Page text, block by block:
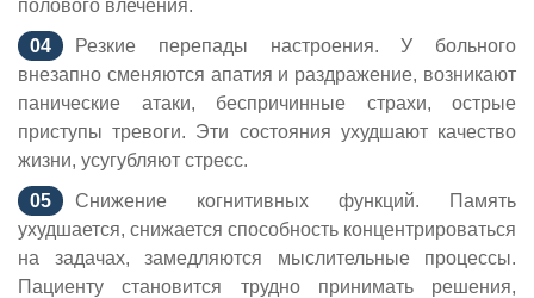
полового влечения.
Резкие перепады настроения. У больного
внезапно сменяются апатия и раздражение, возникают
панические атаки, беспричинные страхи, острые
приступы тревоги. Эти состояния ухудшают качество
жизни, усугубляют стресс.
Снижение когнитивных функций. Память
ухудшается, снижается способность концентрироваться
на задачах, замедляются мыслительные процессы.
Пациенту становится трудно принимать решения,